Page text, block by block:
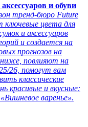
и обуви
тренд-бюро Future
ключевые цвета для
и аксессуаров
и создается на
прогнозов на
повлияют на
26, помогут вам
классические
красивые и вкусные:
варенье».